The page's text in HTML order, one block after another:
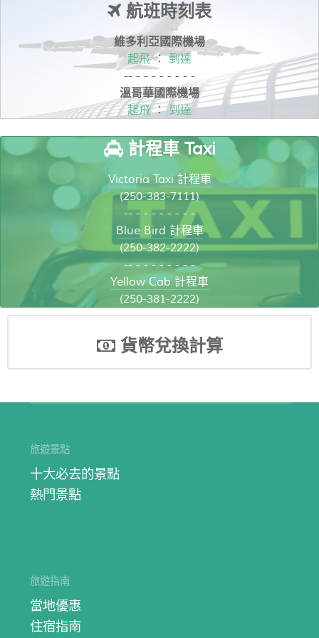
航班時刻表
維多利亞國際機場
起飛：到達
-- - - - - - - - -
溫哥華國際機場
起飛：到達
計程車 Taxi
Victoria Taxi 計程車
(250-383-7111)
-- - - - - - - - -
Blue Bird 計程車
(250-382-2222)
-- - - - - - - - -
Yellow Cab 計程車
(250-381-2222)
貨幣兌換計算
旅遊景點
十大必去的景點
熱門景點
旅遊指南
當地優惠
住宿指南